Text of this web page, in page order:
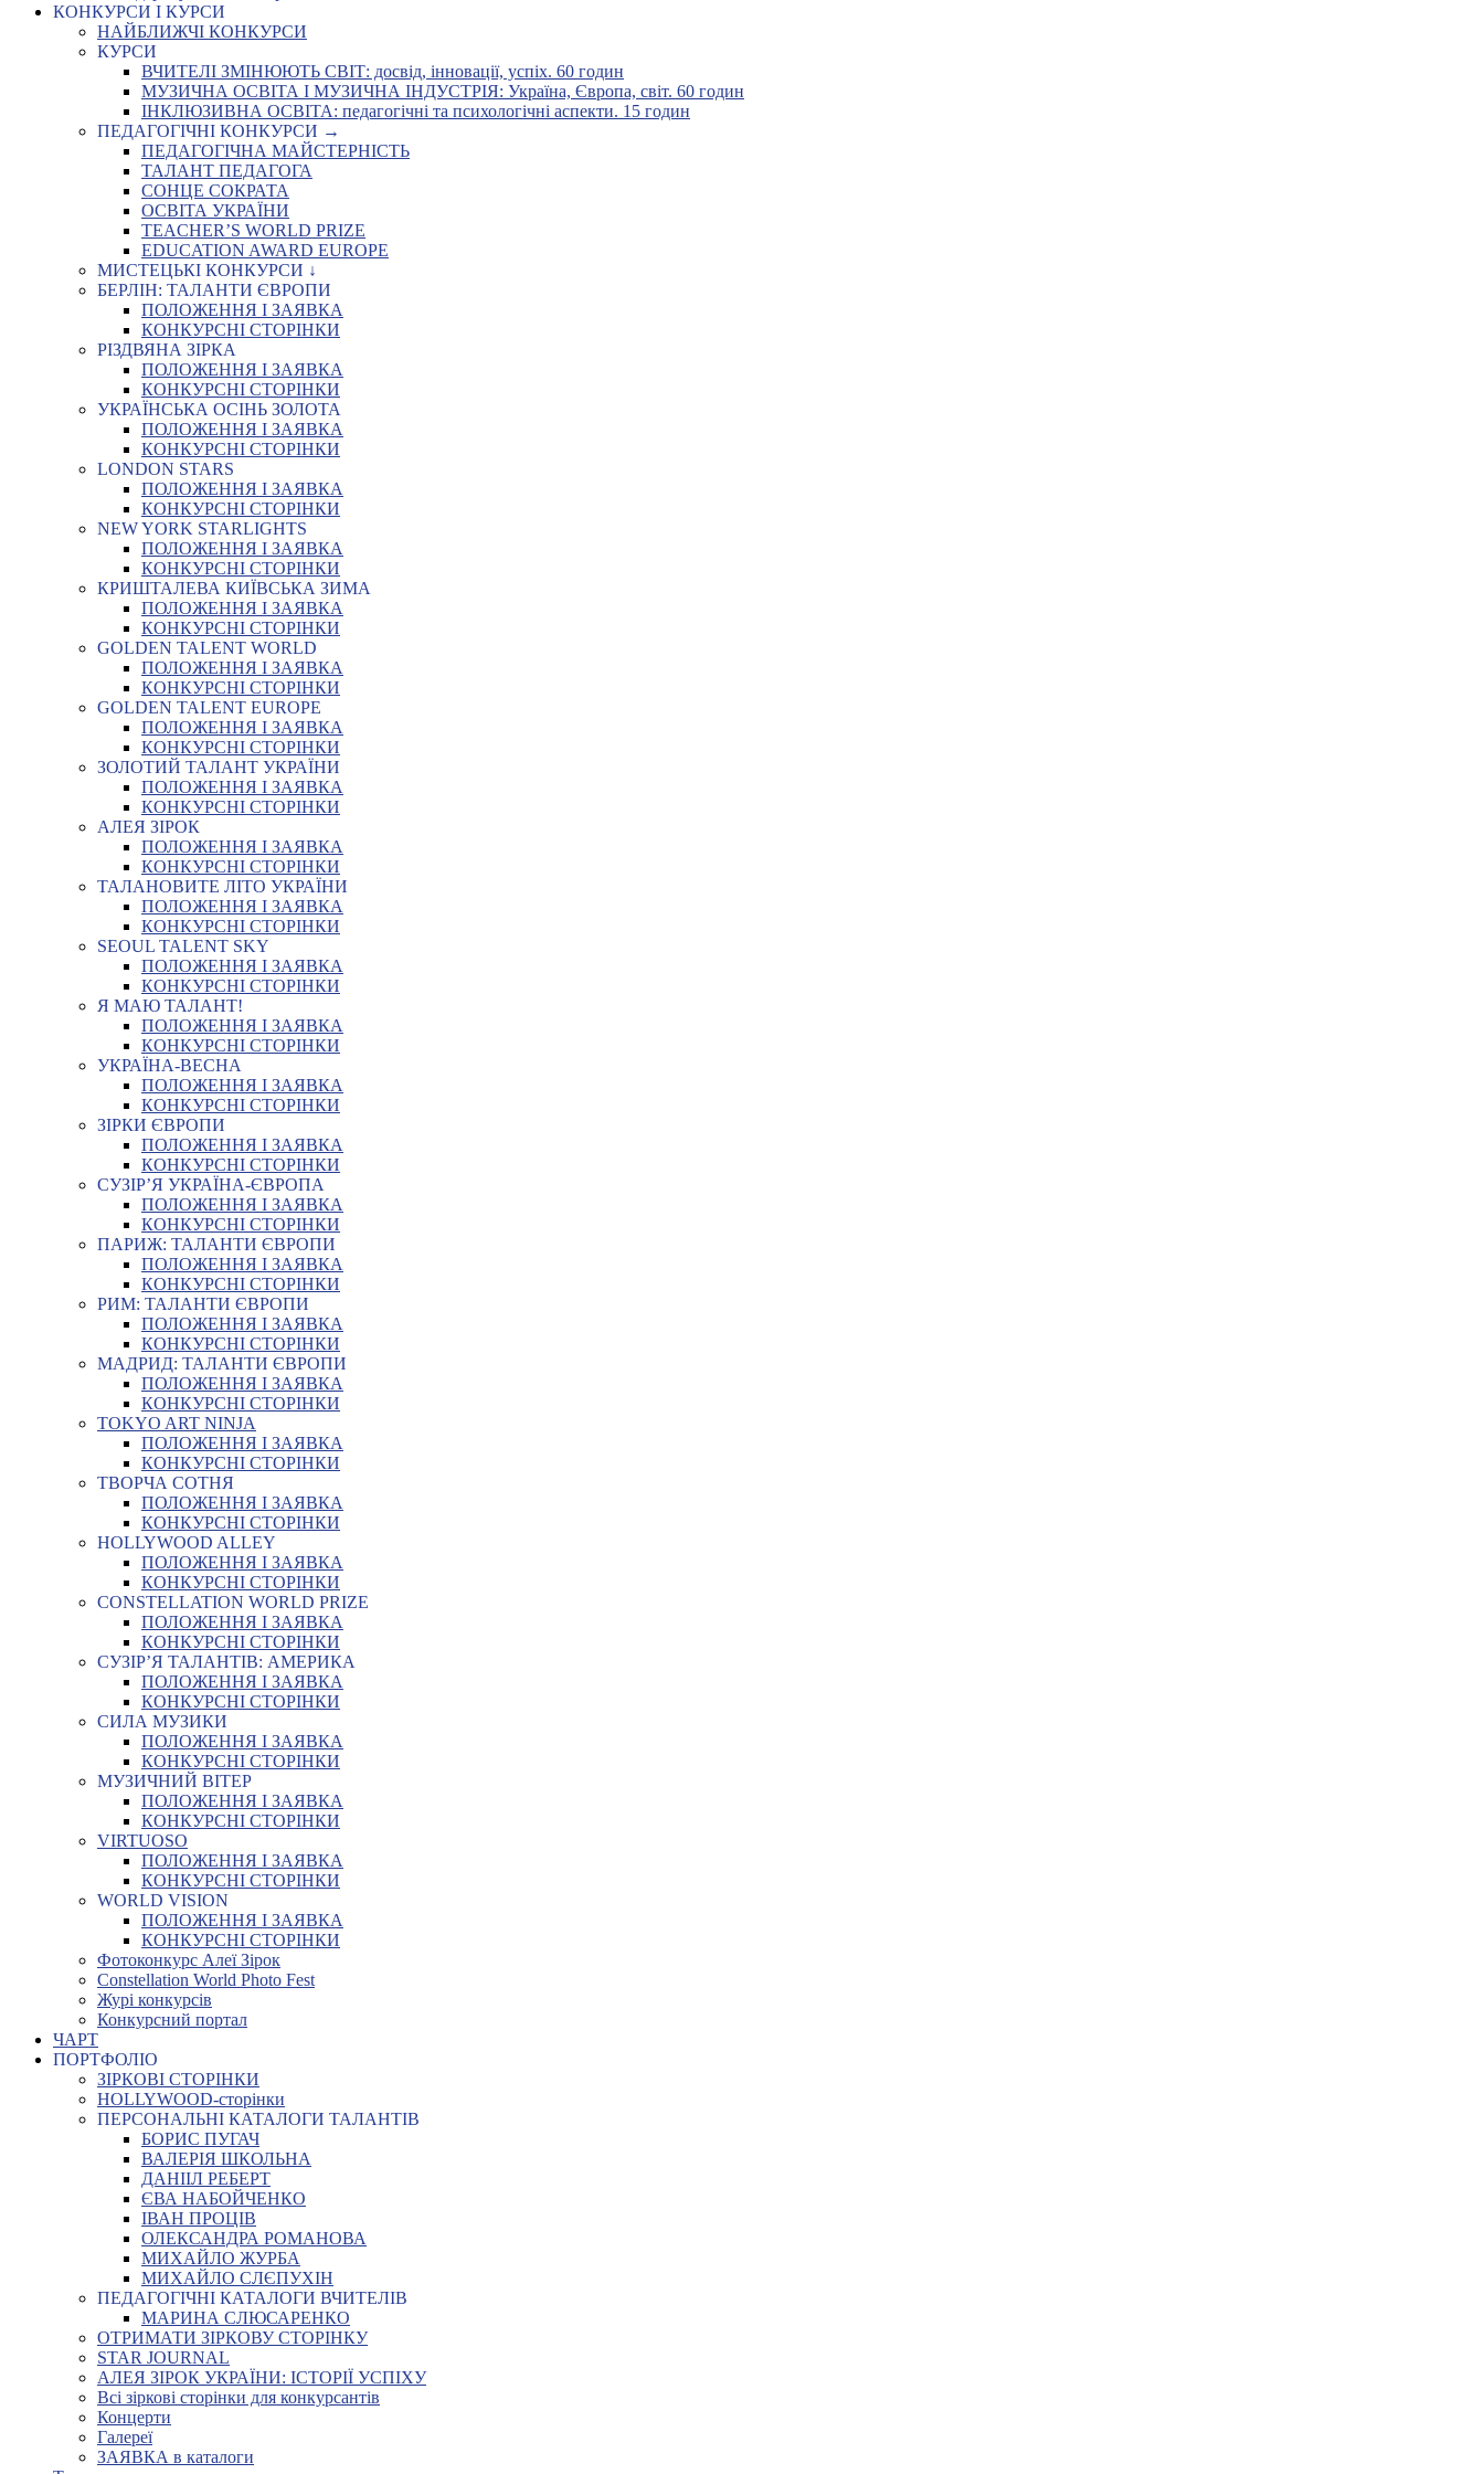
КОНКУРСИ І КУРСИ
НАЙБЛИЖЧІ КОНКУРСИ
КУРСИ
ВЧИТЕЛІ ЗМІНЮЮТЬ СВІТ: досвід, інновації, успіх. 60 годин
МУЗИЧНА ОСВІТА І МУЗИЧНА ІНДУСТРІЯ: Україна, Європа, світ. 60 годин
ІНКЛЮЗИВНА ОСВІТА: педагогічні та психологічні аспекти. 15 годин
ПЕДАГОГІЧНІ КОНКУРСИ →
ПЕДАГОГІЧНА МАЙСТЕРНІСТЬ
ТАЛАНТ ПЕДАГОГА
СОНЦЕ СОКРАТА
ОСВІТА УКРАЇНИ
TEACHER’S WORLD PRIZE
EDUCATION AWARD EUROPE
МИСТЕЦЬКІ КОНКУРСИ ↓
БЕРЛІН: ТАЛАНТИ ЄВРОПИ
ПОЛОЖЕННЯ І ЗАЯВКА
КОНКУРСНІ СТОРІНКИ
РІЗДВЯНА ЗІРКА
ПОЛОЖЕННЯ І ЗАЯВКА
КОНКУРСНІ СТОРІНКИ
УКРАЇНСЬКА ОСІНЬ ЗОЛОТА
ПОЛОЖЕННЯ І ЗАЯВКА
КОНКУРСНІ СТОРІНКИ
LONDON STARS
ПОЛОЖЕННЯ І ЗАЯВКА
КОНКУРСНІ СТОРІНКИ
NEW YORK STARLIGHTS
ПОЛОЖЕННЯ І ЗАЯВКА
КОНКУРСНІ СТОРІНКИ
КРИШТАЛЕВА КИЇВСЬКА ЗИМА
ПОЛОЖЕННЯ І ЗАЯВКА
КОНКУРСНІ СТОРІНКИ
GOLDEN TALENT WORLD
ПОЛОЖЕННЯ І ЗАЯВКА
КОНКУРСНІ СТОРІНКИ
GOLDEN TALENT EUROPE
ПОЛОЖЕННЯ І ЗАЯВКА
КОНКУРСНІ СТОРІНКИ
ЗОЛОТИЙ ТАЛАНТ УКРАЇНИ
ПОЛОЖЕННЯ І ЗАЯВКА
КОНКУРСНІ СТОРІНКИ
АЛЕЯ ЗІРОК
ПОЛОЖЕННЯ І ЗАЯВКА
КОНКУРСНІ СТОРІНКИ
ТАЛАНОВИТЕ ЛІТО УКРАЇНИ
ПОЛОЖЕННЯ І ЗАЯВКА
КОНКУРСНІ СТОРІНКИ
SEOUL TALENT SKY
ПОЛОЖЕННЯ І ЗАЯВКА
КОНКУРСНІ СТОРІНКИ
Я МАЮ ТАЛАНТ!
ПОЛОЖЕННЯ І ЗАЯВКА
КОНКУРСНІ СТОРІНКИ
УКРАЇНА-ВЕСНА
ПОЛОЖЕННЯ І ЗАЯВКА
КОНКУРСНІ СТОРІНКИ
ЗІРКИ ЄВРОПИ
ПОЛОЖЕННЯ І ЗАЯВКА
КОНКУРСНІ СТОРІНКИ
СУЗІР’Я УКРАЇНА-ЄВРОПА
ПОЛОЖЕННЯ І ЗАЯВКА
КОНКУРСНІ СТОРІНКИ
ПАРИЖ: ТАЛАНТИ ЄВРОПИ
ПОЛОЖЕННЯ І ЗАЯВКА
КОНКУРСНІ СТОРІНКИ
РИМ: ТАЛАНТИ ЄВРОПИ
ПОЛОЖЕННЯ І ЗАЯВКА
КОНКУРСНІ СТОРІНКИ
МАДРИД: ТАЛАНТИ ЄВРОПИ
ПОЛОЖЕННЯ І ЗАЯВКА
КОНКУРСНІ СТОРІНКИ
TOKYO ART NINJA
ПОЛОЖЕННЯ І ЗАЯВКА
КОНКУРСНІ СТОРІНКИ
ТВОРЧА СОТНЯ
ПОЛОЖЕННЯ І ЗАЯВКА
КОНКУРСНІ СТОРІНКИ
HOLLYWOOD ALLEY
ПОЛОЖЕННЯ І ЗАЯВКА
КОНКУРСНІ СТОРІНКИ
CONSTELLATION WORLD PRIZE
ПОЛОЖЕННЯ І ЗАЯВКА
КОНКУРСНІ СТОРІНКИ
СУЗІР’Я ТАЛАНТІВ: АМЕРИКА
ПОЛОЖЕННЯ І ЗАЯВКА
КОНКУРСНІ СТОРІНКИ
СИЛА МУЗИКИ
ПОЛОЖЕННЯ І ЗАЯВКА
КОНКУРСНІ СТОРІНКИ
МУЗИЧНИЙ ВІТЕР
ПОЛОЖЕННЯ І ЗАЯВКА
КОНКУРСНІ СТОРІНКИ
VIRTUOSO
ПОЛОЖЕННЯ І ЗАЯВКА
КОНКУРСНІ СТОРІНКИ
WORLD VISION
ПОЛОЖЕННЯ І ЗАЯВКА
КОНКУРСНІ СТОРІНКИ
Фотоконкурс Алеї Зірок
Constellation World Photo Fest
Журі конкурсів
Конкурсний портал
ЧАРТ
ПОРТФОЛІО
ЗІРКОВІ СТОРІНКИ
HOLLYWOOD-сторінки
ПЕРСОНАЛЬНІ КАТАЛОГИ ТАЛАНТІВ
БОРИС ПУГАЧ
ВАЛЕРІЯ ШКОЛЬНА
ДАНІІЛ РЕБЕРТ
ЄВА НАБОЙЧЕНКО
ІВАН ПРОЦІВ
ОЛЕКСАНДРА РОМАНОВА
МИХАЙЛО ЖУРБА
МИХАЙЛО СЛЄПУХІН
ПЕДАГОГІЧНІ КАТАЛОГИ ВЧИТЕЛІВ
МАРИНА СЛЮСАРЕНКО
ОТРИМАТИ ЗІРКОВУ СТОРІНКУ
STAR JOURNAL
АЛЕЯ ЗІРОК УКРАЇНИ: ІСТОРІЇ УСПІХУ
Всі зіркові сторінки для конкурсантів
Концерти
Галереї
ЗАЯВКА в каталоги